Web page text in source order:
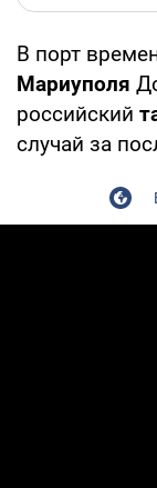
В порт
Мариуполя
российский
случай за